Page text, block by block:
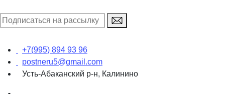
+7(995) 894 93 96
postneru5@gmail.com
Усть-Абаканский р-н, Калинино